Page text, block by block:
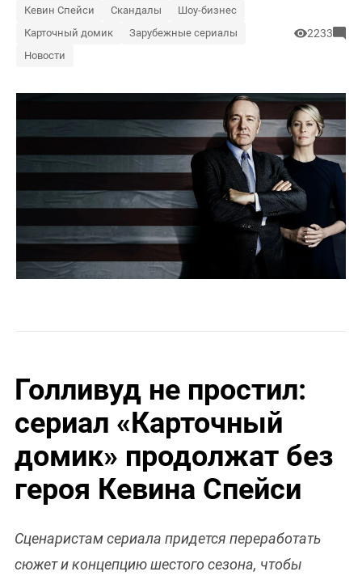
Кевин Спейси Скандалы
Шоу-бизнес
Карточный домик
Зарубежные сериалы
Новости
2233
Голливуд не простил:
сериал «Карточный
домик» продолжат без
героя Кевина Спейси
Сценаристам сериала придется переработать
сюжет и концепцию шестого сезона, чтобы